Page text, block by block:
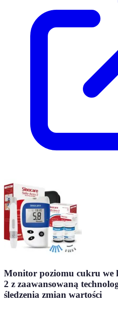
Monitor poziomu cukru we
2 z zaawansowaną
śledzenia zmian wartości